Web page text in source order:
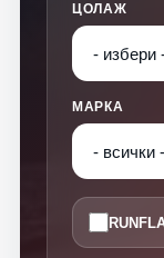
ЦОЛАЖ
МАРКА